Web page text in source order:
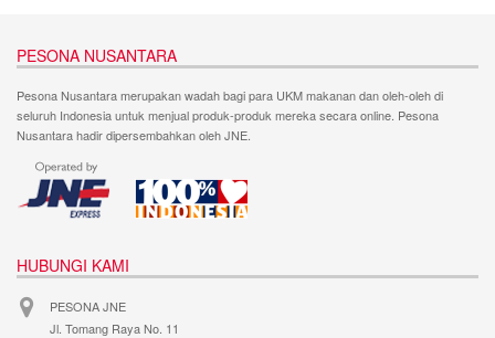
PESONA NUSANTARA
Pesona Nusantara merupakan wadah bagi para UKM makanan dan oleh-oleh di
seluruh Indonesia untuk menjual produk-produk mereka secara online. Pesona
Nusantara hadir dipersembahkan oleh JNE.
HUBUNGI KAMI
PESONA JNE
Jl. Tomang Raya No. 11